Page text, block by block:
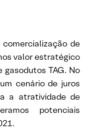
de
valor estratégico
gasodutos TAG. No
cenário de juros
a atratividade de
potenciais